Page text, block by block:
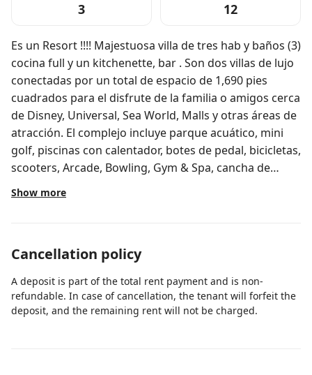
3 12
Es un Resort !!!! Majestuosa villa de tres hab y baños (3)
cocina full y un kitchenette, bar . Son dos villas de lujo
conectadas por un total de espacio de 1,690 pies
cuadrados para el disfrute de la familia o amigos cerca
de Disney, Universal, Sea World, Malls y otras áreas de
atracción. El complejo incluye parque acuático, mini
golf, piscinas con calentador, botes de pedal, bicicletas,
scooters, Arcade, Bowling, Gym & Spa, cancha de
Tennis. Vacaciones espectaculares Las facilidades de
Westgate Resort provee a los huéspedes toda las
ubicación de tan solo minutos de distancia de las
que es un lugar perfecto por que cuenta con
amenidades de entrenamiento para toda la familia
Show more
Cancellation policy
A deposit is part of the total rent payment and is non-
refundable. In case of cancellation, the tenant will forfeit the
deposit, and the remaining rent will not be charged.